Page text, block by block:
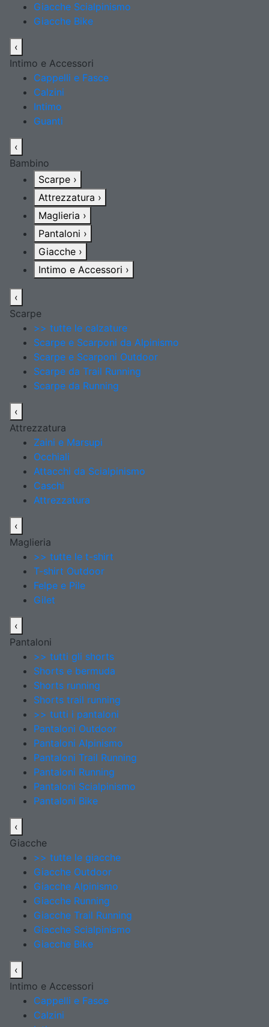
Giacche Scialpinismo
Giacche Bike
‹
Intimo e Accessori
Cappelli e Fasce
Calzini
Intimo
Guanti
‹
Bambino
Scarpe ›
Attrezzatura ›
Maglieria ›
Pantaloni ›
Giacche ›
Intimo e Accessori ›
‹
Scarpe
>> tutte le calzature
Scarpe e Scarponi da Alpinismo
Scarpe e Scarponi Outdoor
Scarpe da Trail Running
Scarpe da Running
‹
Attrezzatura
Zaini e Marsupi
Occhiali
Attacchi da Scialpinismo
Caschi
Attrezzatura
‹
Maglieria
>> tutte le t-shirt
T-shirt Outdoor
Felpe e Pile
Gilet
‹
Pantaloni
>> tutti gli shorts
Shorts e bermuda
Shorts running
Shorts trail running
>> tutti i pantaloni
Pantaloni Outdoor
Pantaloni Alpinismo
Pantaloni Trail Running
Pantaloni Running
Pantaloni Scialpinismo
Pantaloni Bike
‹
Giacche
>> tutte le giacche
Giacche Outdoor
Giacche Alpinismo
Giacche Running
Giacche Trail Running
Giacche Scialpinismo
Giacche Bike
‹
Intimo e Accessori
Cappelli e Fasce
Calzini